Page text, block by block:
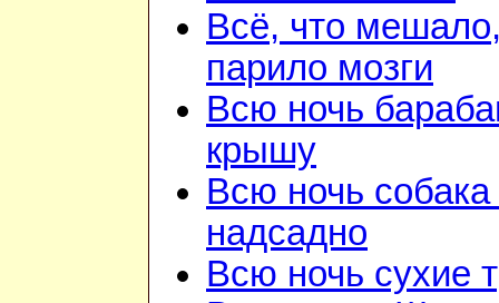
Всё, что
парило мозги
Всю ночь
крышу
Всю ночь
надсадно
Всю ночь сухие